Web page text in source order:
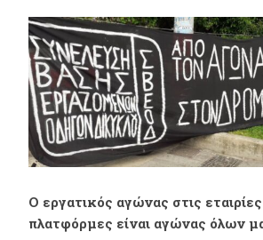
Ο εργατικός αγώνας στις
πλατφόρμες είναι αγώνας όλων